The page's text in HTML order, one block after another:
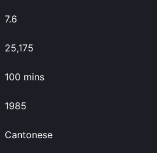
7.6
25,175
100 mins
1985
Cantonese